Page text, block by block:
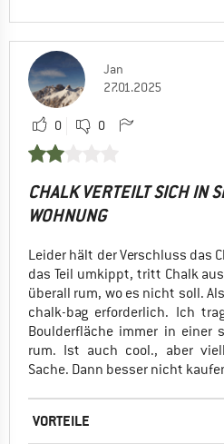
Jan
27.01.2025
0 0
CHALK VERTEILT SICH IN
WOHNUNG
Leider hält der Verschluss das
das Teil umkippt, tritt Chalk
überall rum, wo es nicht soll.
chalk-bag erforderlich. Ich
Boulderfläche immer in einer
rum. Ist auch cool., aber
Sache. Dann besser nicht
VORTEILE